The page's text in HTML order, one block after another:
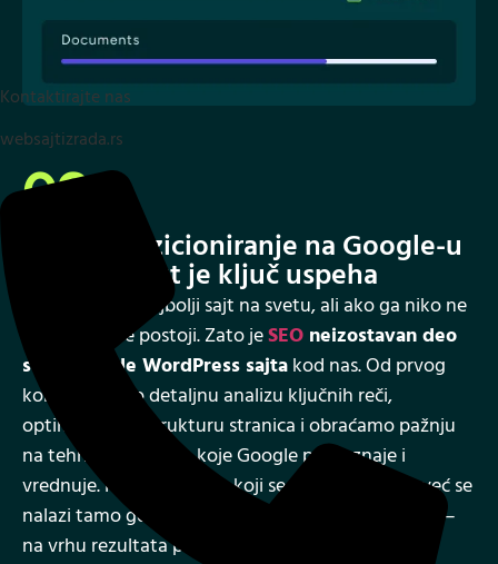
02
Visoko pozicioniranje na Google-u
jer vidljivost je ključ uspeha
Možete imati najbolji sajt na svetu, ali ako ga niko ne
pronađe – ne postoji. Zato jeSEO neizostavan deo
svake izrade WordPress sajtakod nas. Od prvog
koraka radimo detaljnu analizu ključnih reči,
optimizujemo strukturu stranica i obraćamo pažnju
na tehničke aspekte koje Google prepoznaje i
vrednuje. Rezultat je sajt koji se ne gubi u masi, već se
nalazi tamo gde vaši potencijalni klijenti već traže –
na vrhu rezultata pretrage.
Kontaktirajte nas
websajtizrada.rs